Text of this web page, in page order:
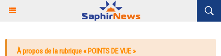
À propos de la rubrique « POINTS DE VUE »